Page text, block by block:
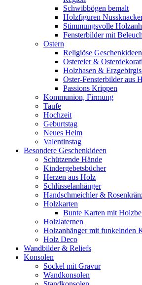
Schwibbögen bemalt
Holzfiguren
Stimmungsvolle
Fensterbilder mit
Ostern
Religiöse
Ostereier &
Holzhasen &
Oster-Fensterbilder aus
Passions Krippen
Kommunion, Firmung
Taufe
Hochzeit
Geburtstag
Neues Heim
Valentinstag
Besondere Geschenkideen
Schützende Hände
Kindergebetsbücher
Herzen aus Holz
Schlüsselanhänger
Handschmeichler &
Holzkarten
Bunte Karten mit
Holzlaternen
Holzanhänger mit funkelnden
Holz Deco
Wandbilder & Reliefs
Konsolen
Sockel mit Gravur
Wandkonsolen